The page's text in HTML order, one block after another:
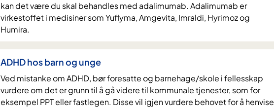
kan det være du skal behandles med adalimumab. Adalimumab er
virkestoffet i medisiner som Yuflyma, Amgevita, Imraldi, Hyrimoz og
Humira.
ADHD hos barn og unge
Ved mistanke om ADHD, bør foresatte og barnehage/skole i fellesskap
vurdere om det er grunn til å gå videre til kommunale tjenester, som for
eksempel PPT eller fastlegen. Disse vil igjen vurdere behovet for å henvise